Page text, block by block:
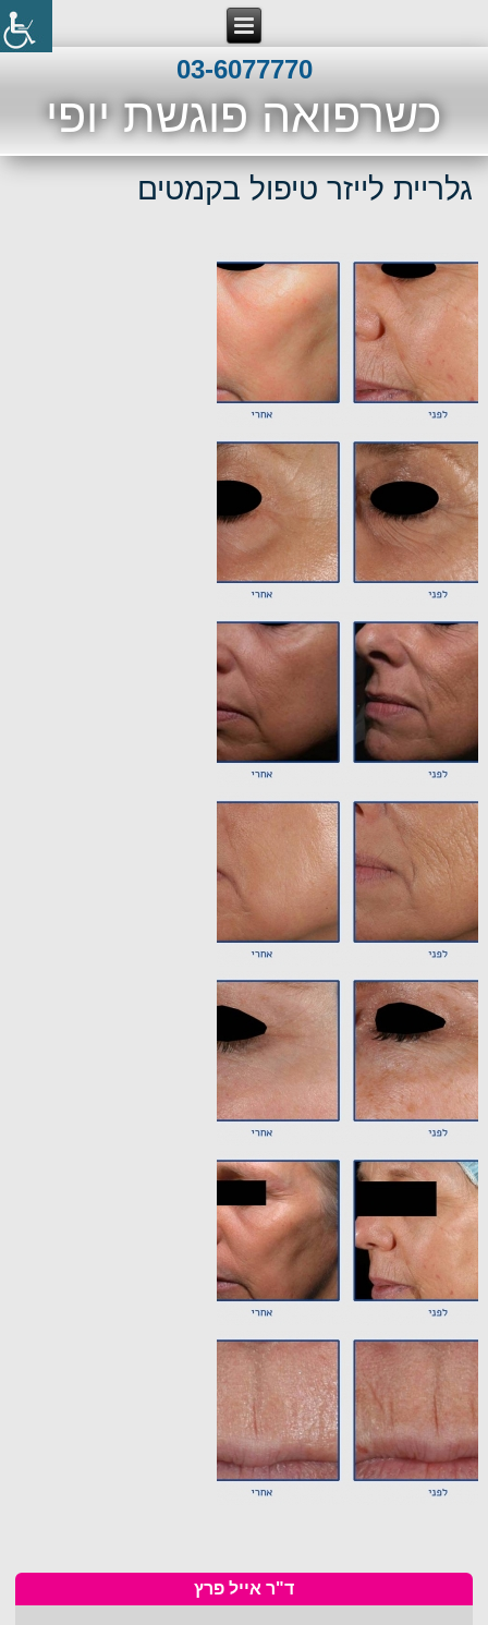
03-6077770
כשרפואה פוגשת יופי
גלריית לייזר טיפול בקמטים
ד"ר אייל פרץ